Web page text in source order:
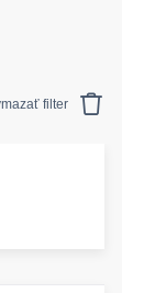
filter